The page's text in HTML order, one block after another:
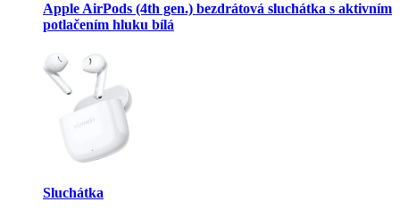
Apple AirPods (4th gen.) bezdrátová sluchátka s aktivním
potlačením hluku bílá
Sluchátka